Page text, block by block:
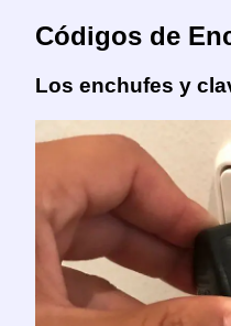
Códigos de
Los enchufes y